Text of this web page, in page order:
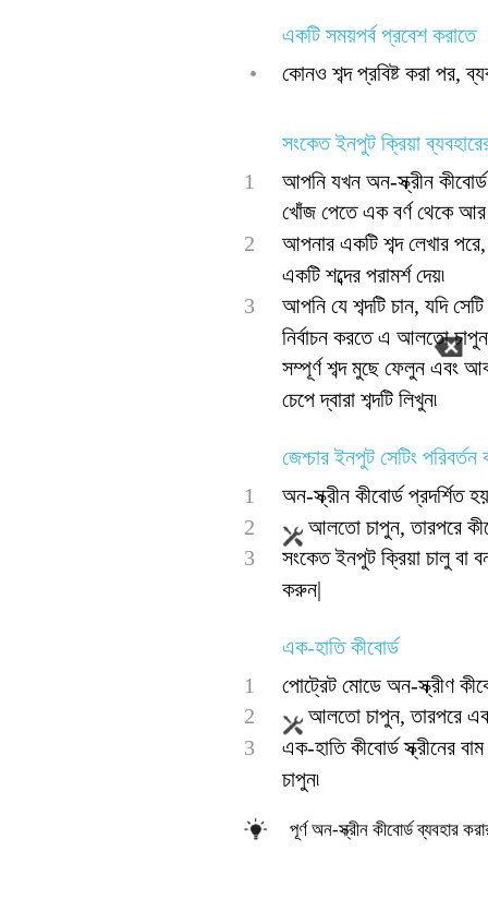
একটি সময়পর্ব প্রবেশ করাতে
•
কোনও শব্দ প্রবিষ্ট করা পর,
সংকেত ইনপুট ক্রিয়া
1
আপনি যখন অন-স্ক্রীন
খোঁজ পেতে এক বর্ণ থেকে
2
আপনার একটি শব্দ লেখার
একটি শব্দের পরামর্শ দেয়৷
3
আপনি যে শব্দটি চান, যদি
নির্বাচন করতে এ আলতো
সম্পূর্ণ শব্দ মুছে ফেলুন এবং
চেপে দ্বারা শব্দটি লিখুন৷
জেশ্চার ইনপুট সেটিং পরিবর্তন
1
অন-স্ক্রীন কীবোর্ড প্রদর্শিত
2
আলতো চাপুন, তারপরে
3
সংকেত ইনপুট ক্রিয়া চালু বা
করুন|
এক-হাতি কীবোর্ড
1
পোট্রেট মোডে অন-স্ক্রীণ
2
আলতো চাপুন, তারপরে
3
এক-হাতি কীবোর্ড স্ক্রীনের
চাপুন৷
পূর্ণ অন-স্ক্রীন কীবোর্ড ব্যবহার